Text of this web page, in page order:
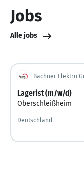
Jobs
Alle jobs
Lagerist (m/w/d)
Oberschleißheim
Deutschland